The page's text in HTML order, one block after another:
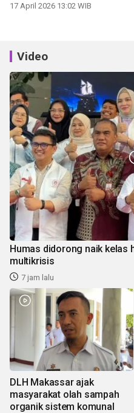
17 April 2026 13:02 WIB
Video
Humas didorong naik kelas
multikrisis
7 jam lalu
DLH Makassar ajak
masyarakat olah sampah
organik sistem komunal